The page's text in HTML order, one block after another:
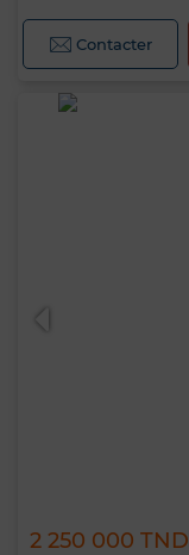
Contacter
2 250 000 TND